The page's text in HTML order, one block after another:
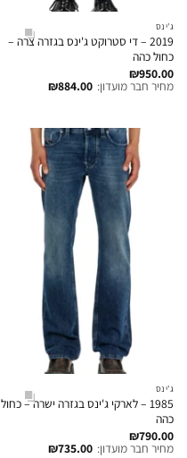
ג'ינס
2019 – די סטרוקט ג'ינס בגזרה צרה –
כחול כהה
₪950.00
מחיר חבר מועדון: ₪884.00
ג'ינס
1985 – לארקי ג'ינס בגזרה ישרה – כחול
כהה
₪790.00
מחיר חבר מועדון: ₪735.00